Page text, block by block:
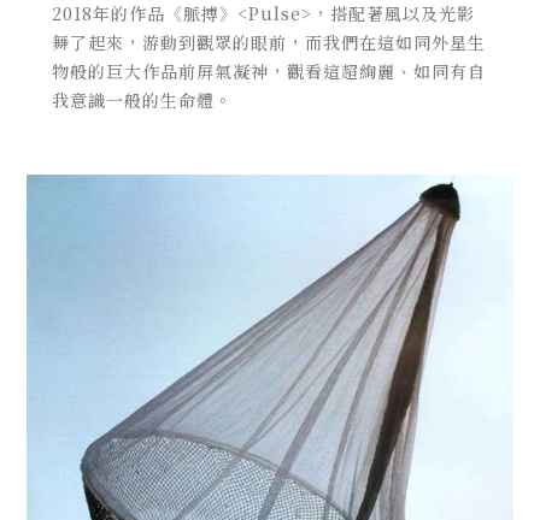
2018年的作品 《脈搏》 <Pulse> ，搭配著風以及光影
舞了起來，游動到觀眾的眼前，而我們在這如同外星生
物般的巨大作品前屏氣凝神，觀看這超絢麗、如同有自
我意識一般的生命體。